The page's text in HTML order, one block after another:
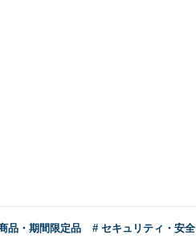
品・期間限定品 # セキュリティ・安全